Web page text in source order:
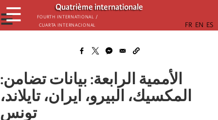
Aller
au
contenu
Quatrième internationale
Fourth International /
Cuarta Internacional
☰
☰
الأممية الرابعة: بيانات تضامن:
المكسيك، البيرو، ايران، تايلاند،
تونس